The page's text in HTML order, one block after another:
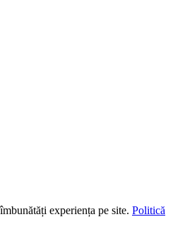
experiența pe site. Politică